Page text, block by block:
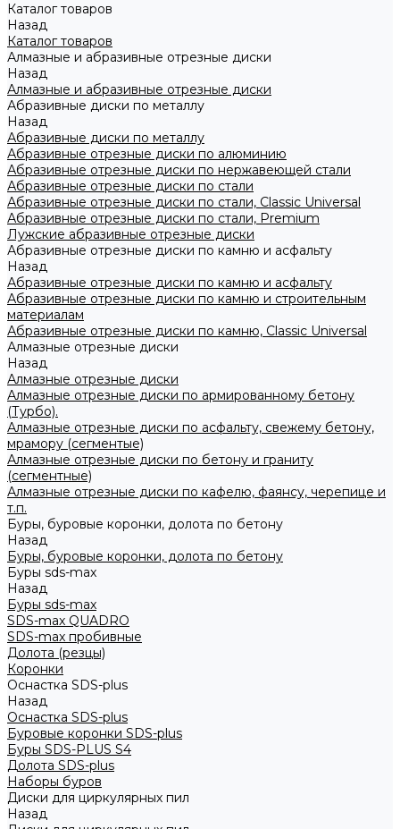
Каталог товаров
Назад
Каталог товаров
Алмазные и абразивные отрезные диски
Назад
Алмазные и абразивные отрезные диски
Абразивные диски по металлу
Назад
Абразивные диски по металлу
Абразивные отрезные диски по алюминию
Абразивные отрезные диски по нержавеющей стали
Абразивные отрезные диски по стали
Абразивные отрезные диски по стали, Classic Universal
Абразивные отрезные диски по стали, Premium
Лужские абразивные отрезные диски
Абразивные отрезные диски по камню и асфальту
Назад
Абразивные отрезные диски по камню и асфальту
Абразивные отрезные диски по камню и строительным
материалам
Абразивные отрезные диски по камню, Classic Universal
Алмазные отрезные диски
Назад
Алмазные отрезные диски
Алмазные отрезные диски по армированному бетону
(Турбо).
Алмазные отрезные диски по асфальту, свежему бетону,
мрамору (сегментые)
Алмазные отрезные диски по бетону и граниту
(сегментные)
Алмазные отрезные диски по кафелю, фаянсу, черепице и
т.п.
Буры, буровые коронки, долота по бетону
Назад
Буры, буровые коронки, долота по бетону
Буры sds-max
Назад
Буры sds-max
SDS-max QUADRO
SDS-max пробивные
Долота (резцы)
Коронки
Оснастка SDS-plus
Назад
Оснастка SDS-plus
Буровые коронки SDS-plus
Буры SDS-PLUS S4
Долота SDS-plus
Наборы буров
Диски для циркулярных пил
Назад